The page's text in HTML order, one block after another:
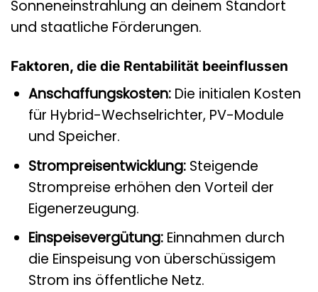
Sonneneinstrahlung an deinem Standort
und staatliche Förderungen.
Faktoren, die die Rentabilität beeinflussen
Anschaffungskosten:Die initialen Kosten
für Hybrid-Wechselrichter, PV-Module
und Speicher.
Strompreisentwicklung:Steigende
Strompreise erhöhen den Vorteil der
Eigenerzeugung.
Einspeisevergütung:Einnahmen durch
die Einspeisung von überschüssigem
Strom ins öffentliche Netz.